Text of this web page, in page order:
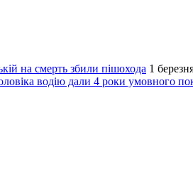
на смерть збили пішохода 1
водію дали 4 роки умовного